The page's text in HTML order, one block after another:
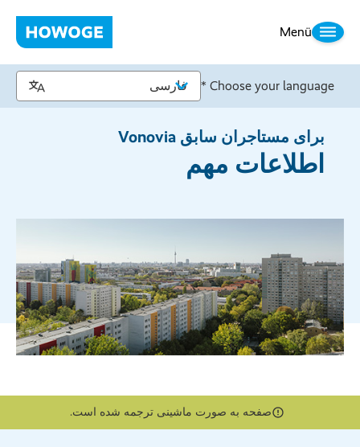
Menü
Choose your language *
برای مستاجران سابق Vonovia
اطلاعات مهم
صفحه به صورت ماشینی ترجمه شده است.